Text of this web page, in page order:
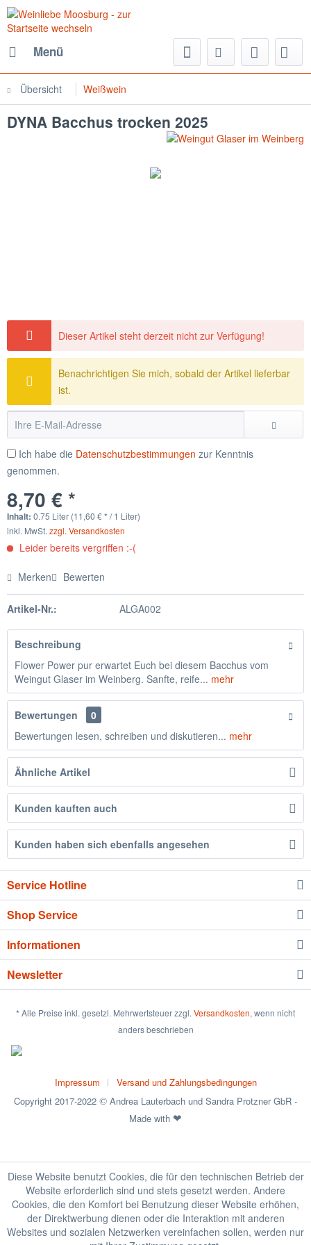
Menü
Übersicht Weißwein
DYNA Bacchus trocken 2025
Dieser Artikel steht derzeit nicht zur Verfügung!
Benachrichtigen Sie mich, sobald der Artikel lieferbar
ist.
Ich habe die Datenschutzbestimmungen zur Kenntnis
genommen.
8,70 € *
Inhalt: 0.75 Liter (11,60 € * / 1 Liter)
inkl. MwSt. zzgl. Versandkosten
Leider bereits vergriffen :-(
Merken Bewerten
Artikel-Nr.: ALGA002
Beschreibung
Flower Power pur erwartet Euch bei diesem Bacchus vom
Weingut Glaser im Weinberg. Sanfte, reife... mehr
Bewertungen
0
Bewertungen lesen, schreiben und diskutieren... mehr
Ähnliche Artikel
Kunden kauften auch
Kunden haben sich ebenfalls angesehen
Service Hotline
Shop Service
Informationen
Newsletter
* Alle Preise inkl. gesetzl. Mehrwertsteuer zzgl. Versandkosten, wenn nicht
anders beschrieben
Impressum
Versand und Zahlungsbedingungen
Copyright 2017-2022 © Andrea Lauterbach und Sandra Protzner GbR -
Made with ❤
Diese Website benutzt Cookies, die für den technischen Betrieb der
Website erforderlich sind und stets gesetzt werden. Andere
Cookies, die den Komfort bei Benutzung dieser Website erhöhen,
der Direktwerbung dienen oder die Interaktion mit anderen
Websites und sozialen Netzwerken vereinfachen sollen, werden nur